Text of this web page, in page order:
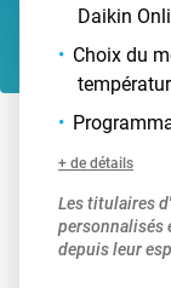
Daikin
Choix du
+ de détails
Les titulaires
personnalisés
depuis leur